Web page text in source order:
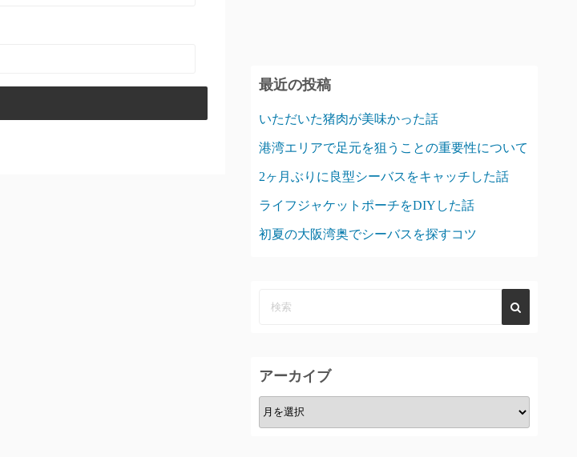
最近の投稿
いただいた猪肉が美味かった話
港湾エリアで足元を狙うことの重要性について
2ヶ月ぶりに良型シーバスをキャッチした話
ライフジャケットポーチをDIYした話
初夏の大阪湾奥でシーバスを探すコツ
アーカイブ
ア
ー